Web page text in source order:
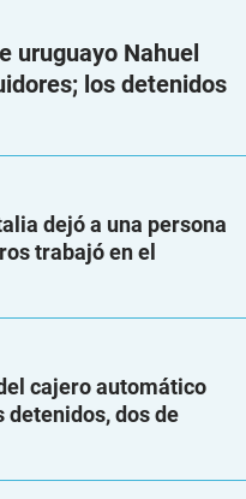
uruguayo Nahuel
los detenidos
dejó a una persona
trabajó en el
cajero automático
dos de